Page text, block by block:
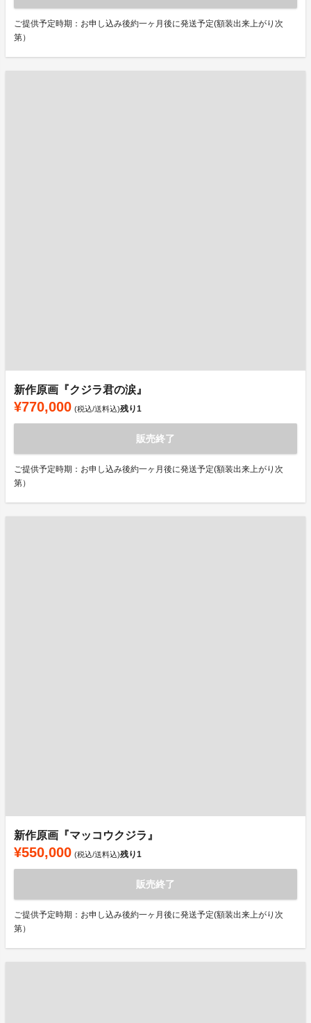
ご提供予定時期：お申し込み後約一ヶ月後に発送予定(額装出来上がり次
第）
新作原画『クジラ君の涙』
¥770,000 (税込/送料込)残り1
販売終了
ご提供予定時期：お申し込み後約一ヶ月後に発送予定(額装出来上がり次
第）
新作原画『マッコウクジラ』
¥550,000 (税込/送料込)残り1
販売終了
ご提供予定時期：お申し込み後約一ヶ月後に発送予定(額装出来上がり次
第）